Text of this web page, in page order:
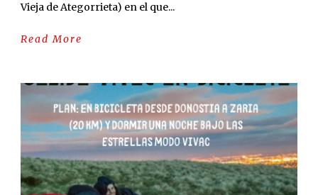
Vieja de Ategorrieta) en el que...
Read More